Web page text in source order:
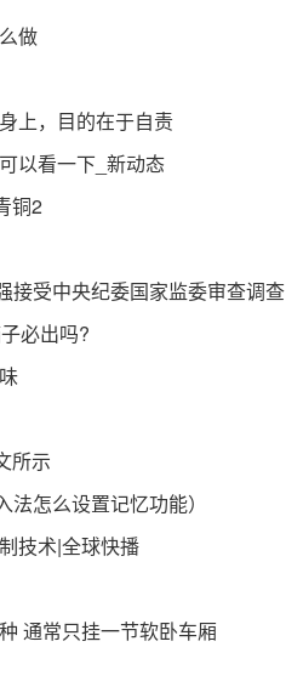
做
上，目的在于自责
以看一下_新动态
铜2
接受中央纪委国家监委审查调查
必出吗?
所示
怎么设置记忆功能）
技术|全球快播
通常只挂一节软卧车厢